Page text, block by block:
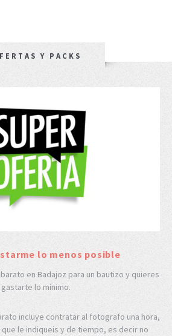
Y PACKS
lo menos posible
en Badajoz para un bautizo y quieres
gastarte lo mínimo.
incluye contratar al fotografo una hora,
le indiqueis y de tiempo, es decir no